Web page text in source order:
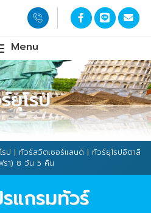
Menu
ยุโรป
รป | ทัวร์สวิตเซอร์แลนด์ | ทัวร์ยุโรปอิตาลี
รา) 8 วัน 5 คืน
แกรมทัวร์